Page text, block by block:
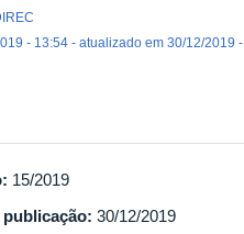
- 13:54 - atualizado em 30/12/2019
15/2019
publicação: 30/12/2019